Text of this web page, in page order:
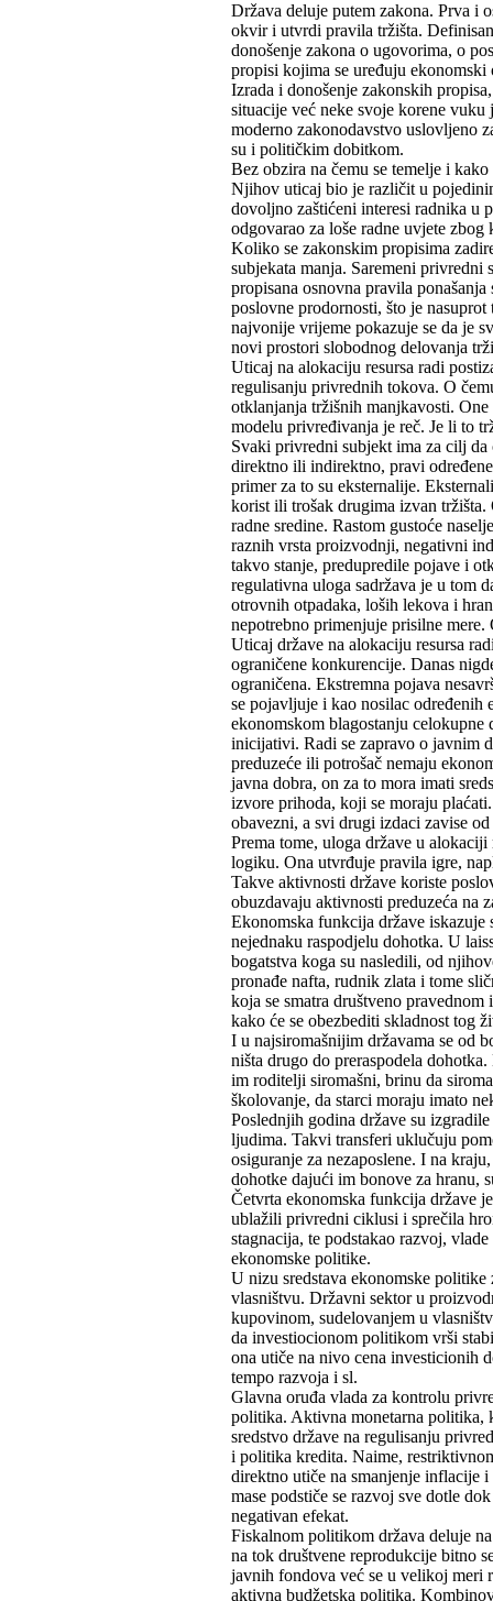
Država deluje putem zakona. Prva i
okvir i utvrdi pravila tržišta.
donošenje zakona o ugovorima, o
propisi kojima se uređuju ekonomski
Izrada i donošenje zakonskih
situacije već neke svoje korene
moderno zakonodavstvo uslovljeno
su i političkim dobitkom.
Bez obzira na čemu se temelje i
Njihov uticaj bio je različit u
dovoljno zaštićeni interesi radnika u
odgovarao za loše radne uvjete
Koliko se zakonskim propisima
subjekata manja. Saremeni
propisana osnovna pravila
poslovne prodornosti, što je
najvonije vrijeme pokazuje se da je
novi prostori slobodnog delovanja
Uticaj na alokaciju resursa radi
regulisanju privrednih tokova. O
otklanjanja tržišnih manjkavosti.
modelu privređivanja je reč. Je li to
Svaki privredni subjekt ima za cilj
direktno ili indirektno, pravi
primer za to su eksternalije.
korist ili trošak drugima izvan tržišta.
radne sredine. Rastom gustoće
raznih vrsta proizvodnji, negativni
takvo stanje, predupredile pojave i
regulativna uloga sadržava je u tom
otrovnih otpadaka, loših lekova i
nepotrebno primenjuje prisilne
Uticaj države na alokaciju resursa
ograničene konkurencije. Danas
ograničena. Ekstremna pojava
se pojavljuje i kao nosilac
ekonomskom blagostanju
inicijativi. Radi se zapravo o javnim
preduzeće ili potrošač nemaju
javna dobra, on za to mora imati
izvore prihoda, koji se moraju
obavezni, a svi drugi izdaci zavise
Prema tome, uloga države u
logiku. Ona utvrđuje pravila igre,
Takve aktivnosti države koriste
obuzdavaju aktivnosti preduzeća na
Ekonomska funkcija države iskazuje
nejednaku raspodjelu dohotka. U
bogatstva koga su nasledili, od
pronađe nafta, rudnik zlata i tome
koja se smatra društveno
kako će se obezbediti skladnost tog
I u najsiromašnijim državama se od
ništa drugo do preraspodela
im roditelji siromašni, brinu da
školovanje, da starci moraju imato
Poslednjih godina države su
ljudima. Takvi transferi uklučuju
osiguranje za nezaposlene. I na
dohotke dajući im bonove za hranu,
Četvrta ekonomska funkcija države
ublažili privredni ciklusi i sprečila
stagnacija, te podstakao razvoj,
ekonomske politike.
U nizu sredstava ekonomske
vlasništvu. Državni sektor u
kupovinom, sudelovanjem u
da investiocionom politikom vrši
ona utiče na nivo cena investicionih
tempo razvoja i sl.
Glavna oruđa vlada za kontrolu
politika. Aktivna monetarna politika,
sredstvo države na regulisanju
i politika kredita. Naime,
direktno utiče na smanjenje inflacije
mase podstiče se razvoj sve dotle
negativan efekat.
Fiskalnom politikom država deluje
na tok društvene reprodukcije bitno
javnih fondova već se u velikoj meri
aktivna budžetska politika.